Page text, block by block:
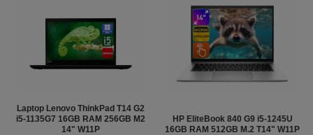
Laptop Lenovo ThinkPad T14 G2
i5-1135G7 16GB RAM 256GB M2
14" W11P
HP EliteBook 840 G9 i5-1245U
16GB RAM 512GB M.2 T14" W11P